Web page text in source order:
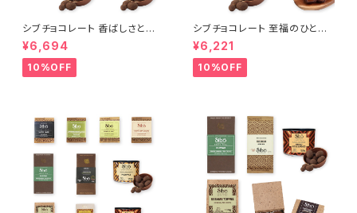
シブチョコレート 香ばしさとカ
カオが弾ける トリプル・クランチ
ー セット Sibu Chocolate
¥6,694
10%OFF
シブチョコレート 至福のひと粒
カバード・コレクション アーモン
ド・ジンジャー・コーヒー Sibu
Chocolate
¥6,221
10%OFF